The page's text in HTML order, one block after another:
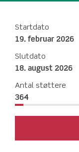
Startdato
19. februar 2026
Slutdato
18. august 2026
Antal støttere
364